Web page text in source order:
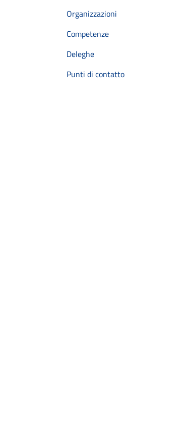
Organizzazioni
Competenze
Deleghe
Punti di contatto